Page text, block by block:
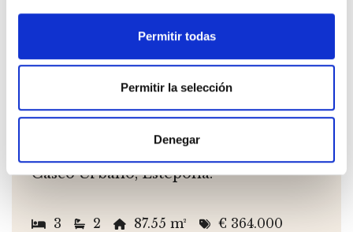
Permitir todas
Permitir la selección
Denegar
REF: 02047
Apartamento en Estepona
Casco Urbano, Estepona.
3 2 87.55 m² € 364.000